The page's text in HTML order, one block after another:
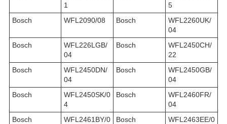
1
5
Bosch
WFL2090/08 Bosch
WFL2260UK/
04
Bosch
WFL226LGB/
04
Bosch
WFL2450CH/
22
Bosch
WFL2450DN/
04
Bosch
WFL2450GB/
04
Bosch
WFL2450SK/0
4
Bosch
WFL2460FR/
04
Bosch
WFL2461BY/0
Bosch
WFL2463EE/0